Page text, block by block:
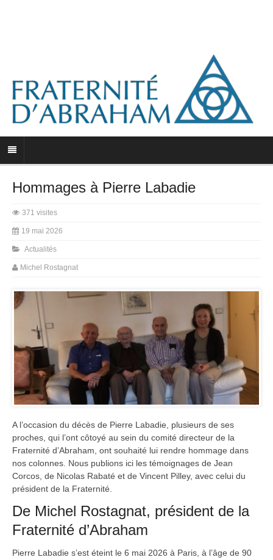
Hommages à Pierre Labadie
371 visites
19 mai 2026
Actualités
Michel Rostagnat
A l’occasion du décès de Pierre Labadie, plusieurs de ses
proches, qui l’ont côtoyé au sein du comité directeur de la
Fraternité d’Abraham, ont souhaité lui rendre hommage dans
nos colonnes. Nous publions ici les témoignages de Jean
Corcos, de Nicolas Rabaté et de Vincent Pilley, avec celui du
président de la Fraternité.
De Michel Rostagnat, président de la
Fraternité d’Abraham
Pierre Labadie s’est éteint le 6 mai 2026 à Paris, à l’âge de 90